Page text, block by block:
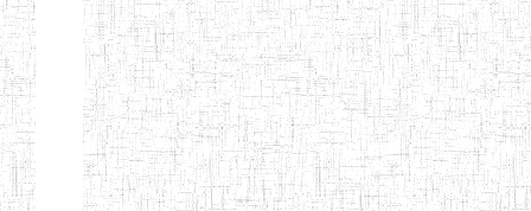
Etablissements
d'enseignement